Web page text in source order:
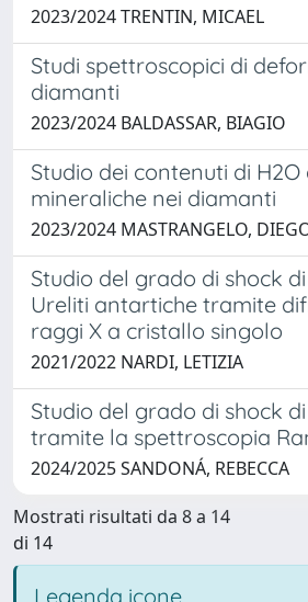
2023/2024 TRENTIN, MICAEL
Studi spettroscopici di
diamanti
2023/2024 BALDASSAR, BIAGIO
Studio dei contenuti di H2O
mineraliche nei diamanti
2023/2024 MASTRANGELO,
Studio del grado di shock
Ureliti antartiche tramite
raggi X a cristallo singolo
2021/2022 NARDI, LETIZIA
Studio del grado di shock
tramite la spettroscopia
2024/2025 SANDONÁ, REBECCA
Mostrati risultati da 8 a 14
di 14
Legenda icone